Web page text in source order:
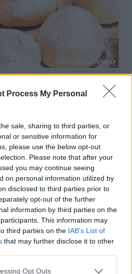
Process My Personal
sale, sharing to third parties, or
or sensitive information for
please use the below opt-out
Please note that after your
you may continue seeing
on personal information utilized by
disclosed to third parties prior to
opt-out of the further
information by third parties on the
This information may
third parties on the IAB’s List of
that may further disclose it to other
Opt Outs
Avkjøl blandingen til den